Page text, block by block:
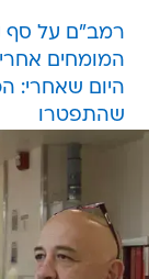
רמב"ם על סף
המומחים
היום שאחרי:
שהתפטרו